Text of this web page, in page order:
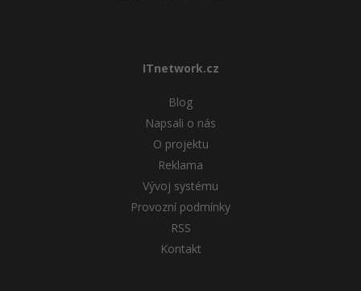
ITnetwork.cz
Blog
Napsali o nás
O projektu
Reklama
Vývoj systému
Provozní podmínky
RSS
Kontakt